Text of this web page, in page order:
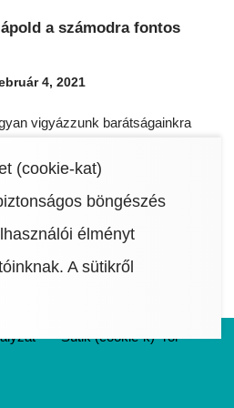
(cookie-kat)
böngészés
élményt
A sütikről
a számodra fontos
4, 2021
vigyázzunk barátságainkra
barátot elengedni. F. Lassú
Sütik (cookie-k) -ről